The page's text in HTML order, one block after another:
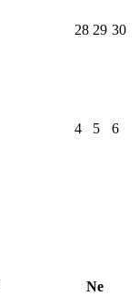
28 29 30
4 5 6
Ne